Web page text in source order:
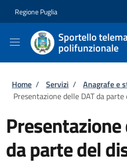
Regione Puglia
Sportello
polifunzionale
Briciole di pane
Home / Servizi / Anagrafe e
Presentazione delle DAT da
Presentazione
da parte del